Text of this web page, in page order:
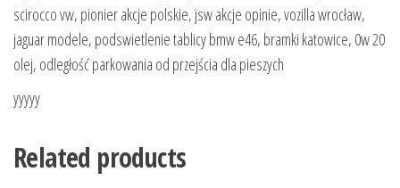
scirocco vw, pionier akcje polskie, jsw akcje opinie, vozilla wrocław,
jaguar modele, podswietlenie tablicy bmw e46, bramki katowice, 0w 20
olej, odległość parkowania od przejścia dla pieszych
yyyyy
Related products